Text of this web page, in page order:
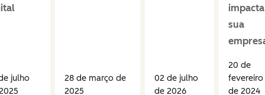
julho
28 de março de
2025
02 de julho
de 2026
sua
20 de
fevereiro
de 2024